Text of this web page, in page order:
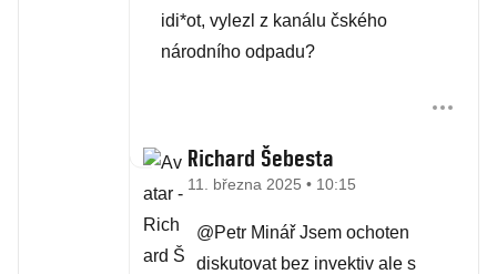
idi*ot, vylezl z kanálu čského
národního odpadu?
Richard Šebesta
11. března 2025 • 10:15
@Petr Minář Jsem ochoten
diskutovat bez invektiv ale s